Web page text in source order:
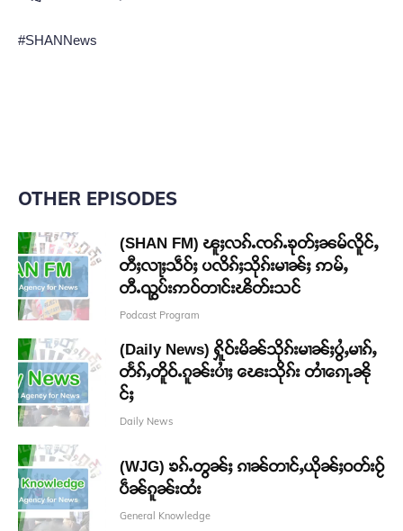
#SHANNews
OTHER EPISODES
(SHAN FM) ၽူႈလၵ်ႉၸၵ်ႉၶုတ်ႈၼမ်လိူင်ႇ
တီႈလႃႈသဵဝ်ႈ ပလိၵ်ႈသိုၵ်းမၢၼ်ႈ ဢမ်ႇ
တီႉၺွပ်းဢဝ်တၢင်းၽိတ်းသင်
Podcast Program
(Daily News) ႁိူဝ်းမိၼ်သိုၵ်းမၢၼ်ႈပွႆႇမၢၵ်ႇ
တႅၵ်ႇတိူဝ်ႉၵူၼ်းပၢႆႈ ၽေးသိုၵ်း တၢႆၵေႃႉၼို
င်ႈ
Daily News
(WJG) ၶၵ်ႉတွၼ်ႈ ၵၢၼ်တၢင်ႇယိုၼ်ႈဝတ်းဝႂ်
ပဵၼ်ၵူၼ်းထႆး
General Knowledge